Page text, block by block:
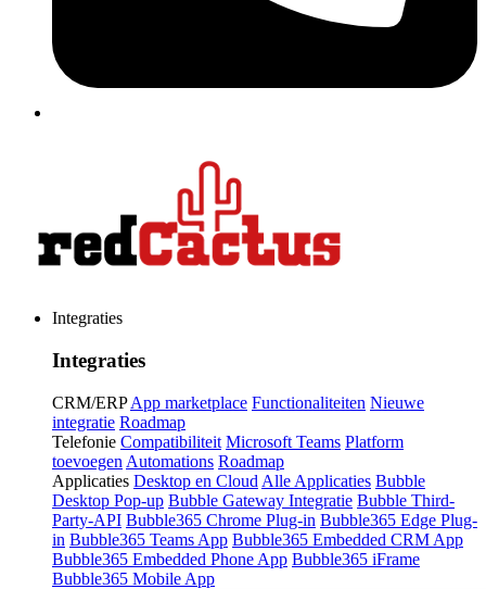
Integraties
Integraties
CRM/ERP App marketplace Functionaliteiten Nieuwe
integratie Roadmap
Telefonie Compatibiliteit Microsoft Teams Platform
toevoegen Automations Roadmap
Applicaties Desktop en Cloud Alle Applicaties Bubble
Desktop Pop-up Bubble Gateway Integratie Bubble Third-
Party-API Bubble365 Chrome Plug-in Bubble365 Edge Plug-
in Bubble365 Teams App Bubble365 Embedded CRM App
Bubble365 Embedded Phone App Bubble365 iFrame
Bubble365 Mobile App